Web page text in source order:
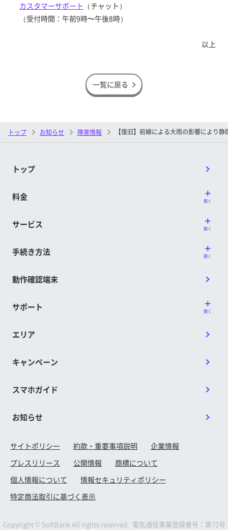
カスタマーサポート （チャット）
（受付時間：午前9時〜午後8時）
以上
一覧に戻る
トップ お知らせ 障害情報 【復旧】前線による大雨の影響により
トップ
料金 開く
サービス 開く
手続き方法 開く
動作確認端末
サポート 開く
エリア
キャンペーン
スマホガイド
お知らせ
サイトポリシー 約款・重要事項説明
企業情報
プレスリリース
公開情報
商標について
個人情報について
情報セキュリティポリシー
特定商法取引に基づく表示
Copyright © SoftBank All rights reserved. 電気通信事業登録番号：第72号